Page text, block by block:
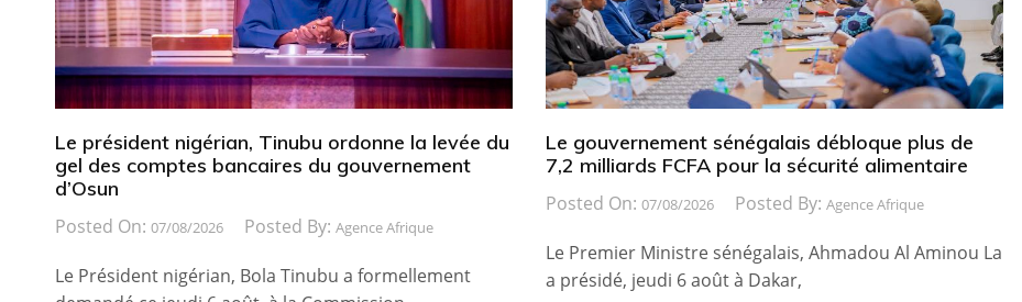
Le président nigérian, Tinubu ordonne la levée du
gel des comptes bancaires du gouvernement
d’Osun
Posted On: 07/08/2026 Posted By: Agence Afrique
Le Président nigérian, Bola Tinubu a formellement
Le gouvernement sénégalais débloque plus de
7,2 milliards FCFA pour la sécurité alimentaire
Posted On: 07/08/2026 Posted By: Agence Afrique
Le Premier Ministre sénégalais, Ahmadou Al Aminou La
a présidé, jeudi 6 août à Dakar,